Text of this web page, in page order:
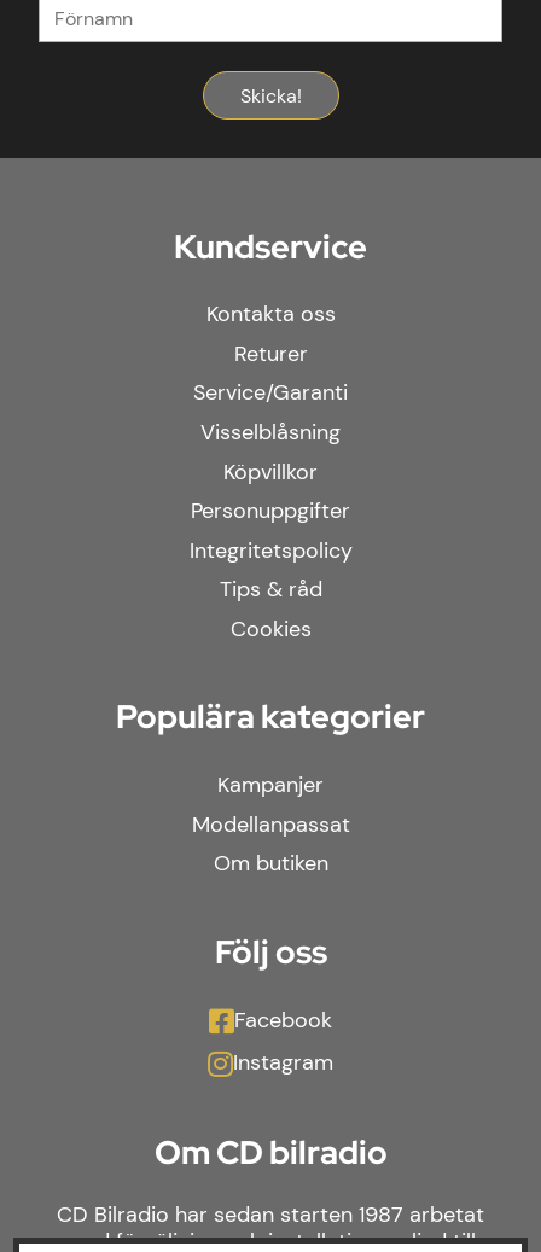
Skicka!
Kundservice
Kontakta oss
Returer
Service/Garanti
Visselblåsning
Köpvillkor
Personuppgifter
Integritetspolicy
Tips & råd
Cookies
Populära kategorier
Kampanjer
Modellanpassat
Om butiken
Följ oss
Facebook
Instagram
Om CD bilradio
CD Bilradio har sedan starten 1987 arbetat
med försäljning och installation av ljud till